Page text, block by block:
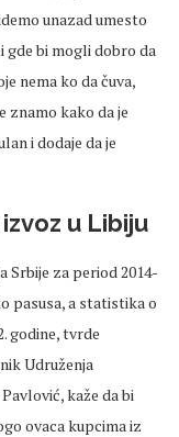
unazad umesto
gde bi mogli dobro da
nema ko da čuva,
znamo kako da je
i dodaje da je
u Libiju
za period 2014-
pasusa, a statistika o
godine, tvrde
Udruženja
kaže da bi
ovaca kupcima iz